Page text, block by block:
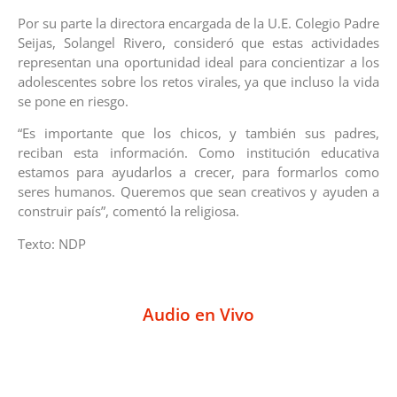
Por su parte la directora encargada de la U.E. Colegio Padre
Seijas, Solangel Rivero, consideró que estas actividades
representan una oportunidad ideal para concientizar a los
adolescentes sobre los retos virales, ya que incluso la vida
se pone en riesgo.
“Es importante que los chicos, y también sus padres,
reciban esta información. Como institución educativa
estamos para ayudarlos a crecer, para formarlos como
seres humanos. Queremos que sean creativos y ayuden a
construir país”, comentó la religiosa.
Texto: NDP
Audio en Vivo